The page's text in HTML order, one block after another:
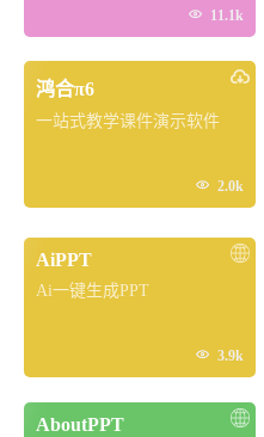
 11.1k
鸿合π6
一站式教学课件演示软件
 2.0k
AiPPT
Ai一键生成PPT
 3.9k
AboutPPT